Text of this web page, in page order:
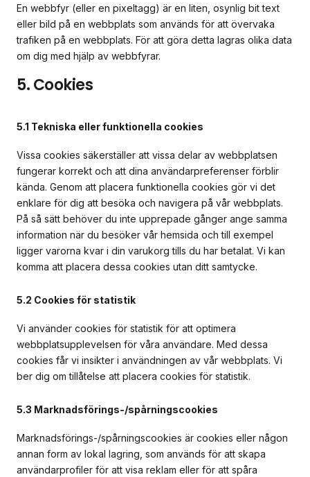
En webbfyr (eller en pixeltagg) är en liten, osynlig bit text
eller bild på en webbplats som används för att övervaka
trafiken på en webbplats. För att göra detta lagras olika data
om dig med hjälp av webbfyrar.
5. Cookies
5.1 Tekniska eller funktionella cookies
Vissa cookies säkerställer att vissa delar av webbplatsen
fungerar korrekt och att dina användarpreferenser förblir
kända. Genom att placera funktionella cookies gör vi det
enklare för dig att besöka och navigera på vår webbplats.
På så sätt behöver du inte upprepade gånger ange samma
information när du besöker vår hemsida och till exempel
ligger varorna kvar i din varukorg tills du har betalat. Vi kan
komma att placera dessa cookies utan ditt samtycke.
5.2 Cookies för statistik
Vi använder cookies för statistik för att optimera
webbplatsupplevelsen för våra användare. Med dessa
cookies får vi insikter i användningen av vår webbplats. Vi
ber dig om tillåtelse att placera cookies för statistik.
5.3 Marknadsförings-/spårningscookies
Marknadsförings-/spårningscookies är cookies eller någon
annan form av lokal lagring, som används för att skapa
användarprofiler för att visa reklam eller för att spåra